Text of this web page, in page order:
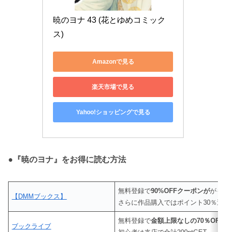
暁のヨナ 43 (花とゆめコミック
ス)
Amazonで見る
楽天市場で見る
Yahoo!ショッピングで見る
● 『暁のヨナ』をお得に読む方法
【DMMブックス】
無料登録で90%OFFクーポンががも
さらに作品購入ではポイント30％還
ブックライブ
無料登録で金額上限なしの70％